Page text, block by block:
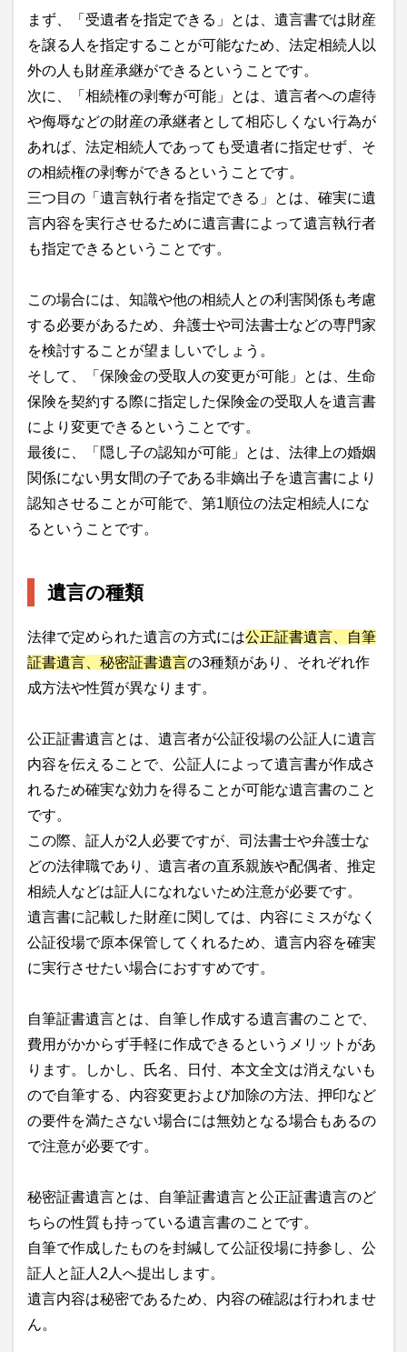
まず、「受遺者を指定できる」とは、遺言書では財産
を譲る人を指定することが可能なため、法定相続人以
外の人も財産承継ができるということです。
次に、「相続権の剥奪が可能」とは、遺言者への虐待
や侮辱などの財産の承継者として相応しくない行為が
あれば、法定相続人であっても受遺者に指定せず、そ
の相続権の剥奪ができるということです。
三つ目の「遺言執行者を指定できる」とは、確実に遺
言内容を実行させるために遺言書によって遺言執行者
も指定できるということです。
この場合には、知識や他の相続人との利害関係も考慮
する必要があるため、弁護士や司法書士などの専門家
を検討することが望ましいでしょう。
そして、「保険金の受取人の変更が可能」とは、生命
保険を契約する際に指定した保険金の受取人を遺言書
により変更できるということです。
最後に、「隠し子の認知が可能」とは、法律上の婚姻
関係にない男女間の子である非嫡出子を遺言書により
認知させることが可能で、第1順位の法定相続人にな
るということです。
遺言の種類
法律で定められた遺言の方式には公正証書遺言、自筆
証書遺言、秘密証書遺言の3種類があり、それぞれ作
成方法や性質が異なります。
公正証書遺言とは、遺言者が公証役場の公証人に遺言
内容を伝えることで、公証人によって遺言書が作成さ
れるため確実な効力を得ることが可能な遺言書のこと
です。
この際、証人が2人必要ですが、司法書士や弁護士な
どの法律職であり、遺言者の直系親族や配偶者、推定
相続人などは証人になれないため注意が必要です。
遺言書に記載した財産に関しては、内容にミスがなく
公証役場で原本保管してくれるため、遺言内容を確実
に実行させたい場合におすすめです。
自筆証書遺言とは、自筆し作成する遺言書のことで、
費用がかからず手軽に作成できるというメリットがあ
ります。しかし、氏名、日付、本文全文は消えないも
ので自筆する、内容変更および加除の方法、押印など
の要件を満たさない場合には無効となる場合もあるの
で注意が必要です。
秘密証書遺言とは、自筆証書遺言と公正証書遺言のど
ちらの性質も持っている遺言書のことです。
自筆で作成したものを封緘して公証役場に持参し、公
証人と証人2人へ提出します。
遺言内容は秘密であるため、内容の確認は行われませ
ん。